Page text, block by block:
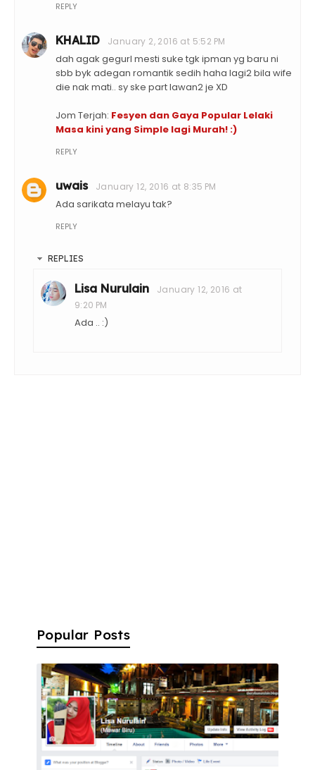
REPLY
KHALID January 2, 2016 at 5:52 PM
dah agak gegurl mesti suke tgk ipman yg baru ni
sbb byk adegan romantik sedih haha lagi2 bila wife
die nak mati.. sy ske part lawan2 je XD
Jom Terjah: Fesyen dan Gaya Popular Lelaki
Masa kini yang Simple lagi Murah! :)
REPLY
uwais January 12, 2016 at 8:35 PM
Ada sarikata melayu tak?
REPLY
REPLIES
Lisa Nurulain
January 12, 2016 at
9:20 PM
Ada .. :)
Popular Posts